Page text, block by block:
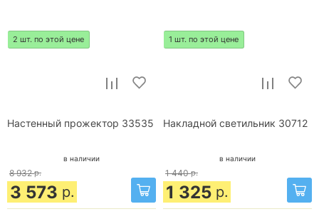
2 шт. по этой цене
Настенный прожектор 33535
в наличии
8 932 р.
3 573 р.
1 шт. по этой цене
Накладной светильник 30712
в наличии
1 440 р.
1 325 р.